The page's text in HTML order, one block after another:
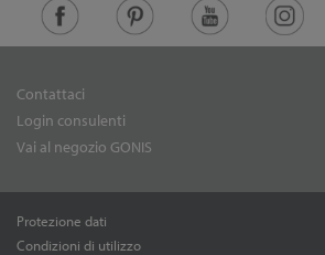
Contattaci
Login consulenti
Vai al negozio GONIS
Protezione dati
Condizioni di utilizzo